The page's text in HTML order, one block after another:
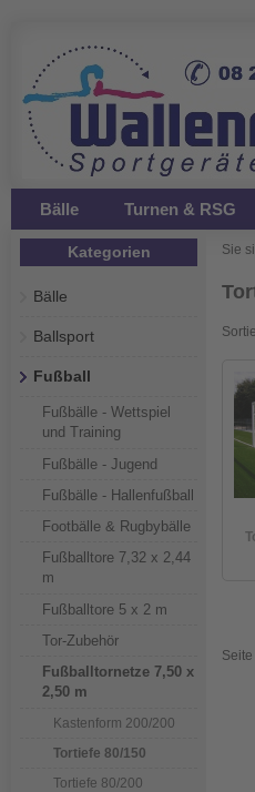
Bälle Turnen & RSG
Kategorien
Bälle
Ballsport
Fußball
Fußbälle - Wettspiel
und Training
Fußbälle - Jugend
Fußbälle - Hallenfußball
Footbälle & Rugbybälle
Fußballtore 7,32 x 2,44
m
Fußballtore 5 x 2 m
Tor-Zubehör
Fußballtornetze 7,50 x
2,50 m
Kastenform 200/200
Tortiefe 80/150
Tortiefe 80/200
Sie